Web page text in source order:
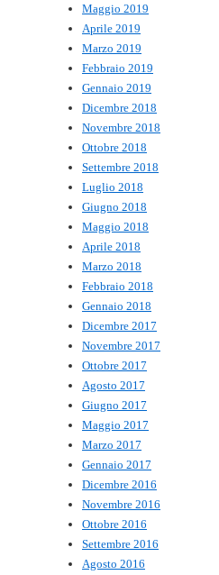
Maggio 2019
Aprile 2019
Marzo 2019
Febbraio 2019
Gennaio 2019
Dicembre 2018
Novembre 2018
Ottobre 2018
Settembre 2018
Luglio 2018
Giugno 2018
Maggio 2018
Aprile 2018
Marzo 2018
Febbraio 2018
Gennaio 2018
Dicembre 2017
Novembre 2017
Ottobre 2017
Agosto 2017
Giugno 2017
Maggio 2017
Marzo 2017
Gennaio 2017
Dicembre 2016
Novembre 2016
Ottobre 2016
Settembre 2016
Agosto 2016